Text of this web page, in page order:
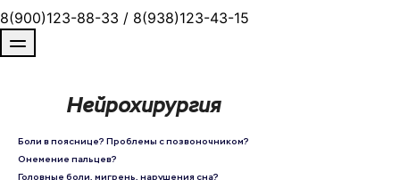
8(900)123-88-33 / 8(938)123-43-15
Боли в пояснице? Проблемы с позвоночником?
Онемение пальцев?
Головные боли, мигрень, нарушения сна?
Нейрохирургия